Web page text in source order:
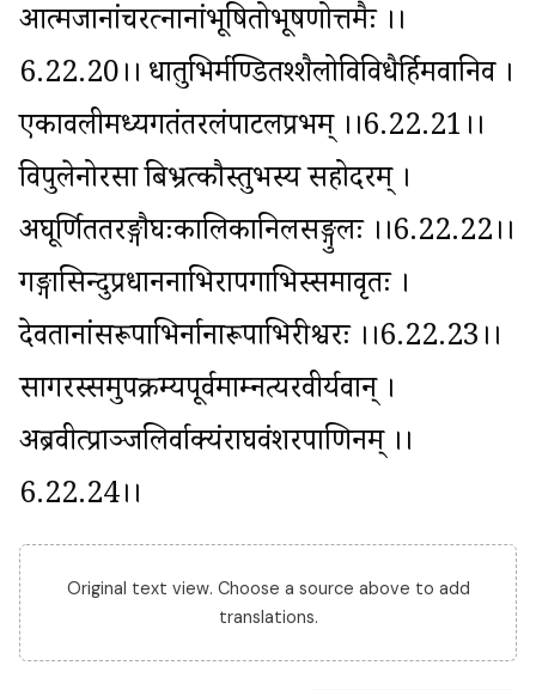
आत्मजानांचरत्नानांभूषितोभूषणोत्तमैः ।।
6.22.20।। धातुभिर्मण्डितश्शैलोविविधैर्हिमवानिव ।
एकावलीमध्यगतंतरलंपाटलप्रभम् ।।6.22.21।।
विपुलेनोरसा बिभ्रत्कौस्तुभस्य सहोदरम् ।
अघूर्णिततरङ्गौघःकालिकानिलसङ्गुलः ।।6.22.22।।
गङ्गासिन्दुप्रधाननाभिरापगाभिस्समावृतः ।
देवतानांसरूपाभिर्नानारूपाभिरीश्वरः ।।6.22.23।।
सागरस्समुपक्रम्यपूर्वमाम्नत्यरवीर्यवान् ।
अब्रवीत्प्राञ्जलिर्वाक्यंराघवंशरपाणिनम् ।।
6.22.24।।
Original text view. Choose a source above to add
translations.